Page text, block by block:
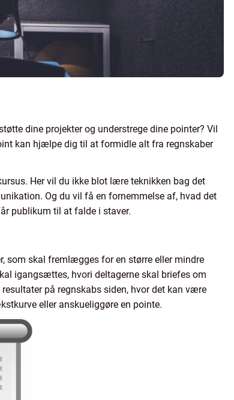
dine projekter og understrege dine pointer? Vil
kan hjælpe dig til at formidle alt fra regnskaber
Her vil du ikke blot lære teknikken bag det
Og du vil få en fornemmelse af, hvad det
publikum til at falde i staver.
som skal fremlægges for en større eller mindre
igangsættes, hvori deltagerne skal briefes om
på regnskabs siden, hvor det kan være
eller anskueliggøre en pointe.